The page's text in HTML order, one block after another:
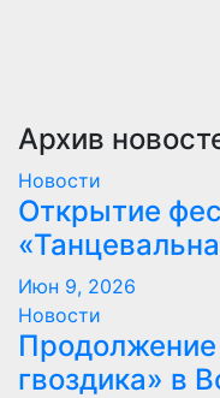
Архив
Новости
Открытие
Июн 9, 2026
Новости
гвоздика» в